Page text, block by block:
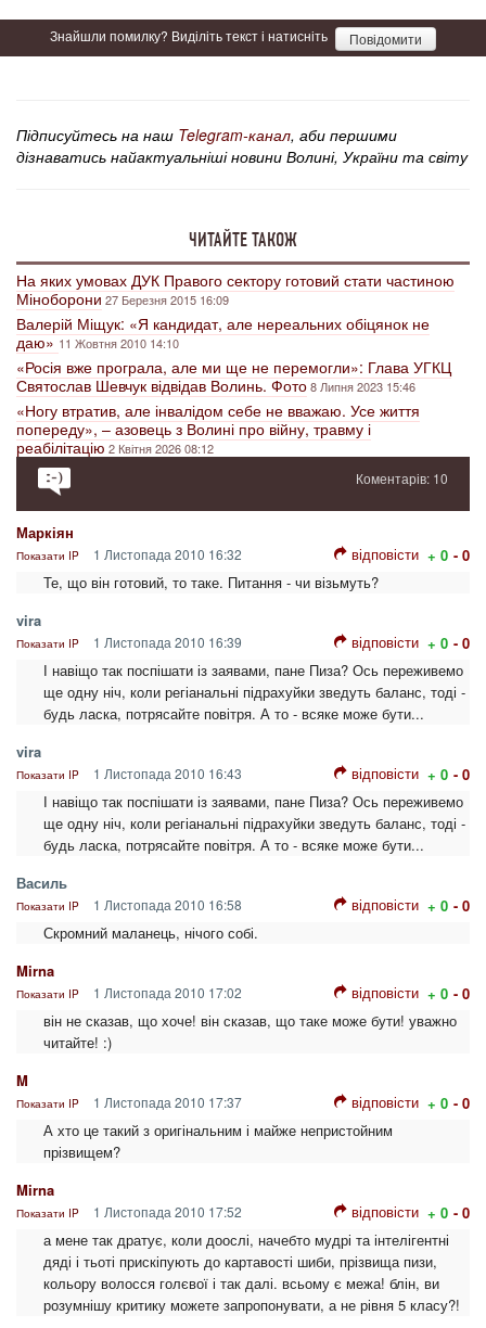
Знайшли помилку? Виділіть текст і натисніть Повідомити
Підписуйтесь на наш Telegram-канал, аби першими
дізнаватись найактуальніші новини Волині, України та світу
ЧИТАЙТЕ ТАКОЖ
На яких умовах ДУК Правого сектору готовий стати частиною
Міноборони27 Березня 2015 16:09
Валерій Міщук: «Я кандидат, але нереальних обіцянок не
даю»11 Жовтня 2010 14:10
«Росія вже програла, але ми ще не перемогли»: Глава УГКЦ
Святослав Шевчук відвідав Волинь. Фото8 Липня 2023 15:46
«Ногу втратив, але інвалідом себе не вважаю. Усе життя
попереду», – азовець з Волині про війну, травму і
реабілітацію2 Квітня 2026 08:12
Коментарів: 10
Маркіян
Показати IP 1 Листопада 2010 16:32 відповісти + 0 - 0
Те, що він готовий, то таке. Питання - чи візьмуть?
vira
Показати IP 1 Листопада 2010 16:39 відповісти + 0 - 0
І навіщо так поспішати із заявами, пане Пиза? Ось переживемо
ще одну ніч, коли регіанальні підрахуйки зведуть баланс, тоді -
будь ласка, потрясайте повітря. А то - всяке може бути...
vira
Показати IP 1 Листопада 2010 16:43 відповісти + 0 - 0
І навіщо так поспішати із заявами, пане Пиза? Ось переживемо
ще одну ніч, коли регіанальні підрахуйки зведуть баланс, тоді -
будь ласка, потрясайте повітря. А то - всяке може бути...
Василь
Показати IP 1 Листопада 2010 16:58 відповісти + 0 - 0
Скромний маланець, нічого собі.
Mirna
Показати IP 1 Листопада 2010 17:02 відповісти + 0 - 0
він не сказав, що хоче! він сказав, що таке може бути! уважно
читайте! :)
M
Показати IP 1 Листопада 2010 17:37 відповісти + 0 - 0
А хто це такий з оригінальним і майже непристойним
прізвищем?
Mirna
Показати IP 1 Листопада 2010 17:52 відповісти + 0 - 0
а мене так дратує, коли доослі, начебто мудрі та інтелігентні
дяді і тьоті прискіпують до картавості шиби, прізвища пизи,
кольору волосся голєвої і так далі. всьому є межа! блін, ви
розумнішу критику можете запропонувати, а не рівня 5 класу?!